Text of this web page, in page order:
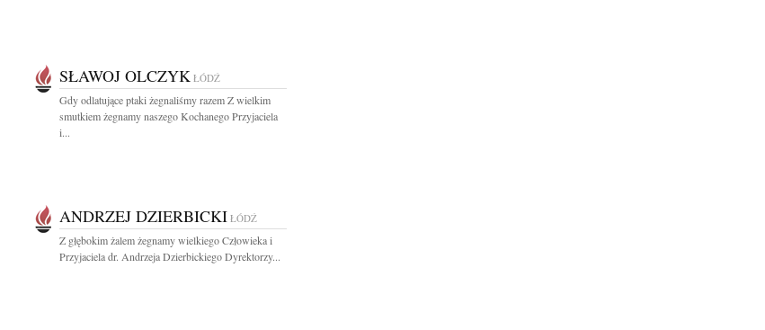
SŁAWOJ OLCZYK ŁÓDŹ
Gdy odlatujące ptaki żegnaliśmy razem Z wielkim
smutkiem żegnamy naszego Kochanego Przyjaciela
i...
ANDRZEJ DZIERBICKI ŁÓDŹ
Z głębokim żalem żegnamy wielkiego Człowieka i
Przyjaciela dr. Andrzeja Dzierbickiego Dyrektorzy...